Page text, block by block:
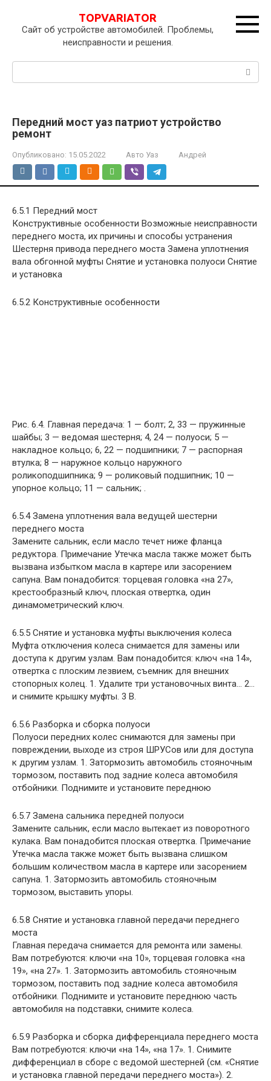
контенту
TOPVARIATOR
Сайт об устройстве автомобилей. Проблемы,
неисправности и решения.
Поиск:
Передний мост уаз патриот устройство
ремонт
Опубликовано: 15.05.2022 Авто Уаз Андрей
6.5.1 Передний мост
Конструктивные особенности Возможные неисправности
переднего моста, их причины и способы устранения
Шестерня привода переднего моста Замена уплотнения
вала обгонной муфты Снятие и установка полуоси Снятие
и установка
6.5.2 Конструктивные особенности
Рис. 6.4. Главная передача: 1 — болт; 2, 33 — пружинные
шайбы; 3 — ведомая шестерня; 4, 24 — полуоси; 5 —
накладное кольцо; 6, 22 — подшипники; 7 — распорная
втулка; 8 — наружное кольцо наружного
роликоподшипника; 9 — роликовый подшипник; 10 —
упорное кольцо; 11 — сальник; .
6.5.4 Замена уплотнения вала ведущей шестерни
переднего моста
Замените сальник, если масло течет ниже фланца
редуктора. Примечание Утечка масла также может быть
вызвана избытком масла в картере или засорением
сапуна. Вам понадобится: торцевая головка «на 27»,
крестообразный ключ, плоская отвертка, один
динамометрический ключ.
6.5.5 Снятие и установка муфты выключения колеса
Муфта отключения колеса снимается для замены или
доступа к другим узлам. Вам понадобится: ключ «на 14»,
отвертка с плоским лезвием, съемник для внешних
стопорных колец. 1. Удалите три установочных винта… 2…
и снимите крышку муфты. 3 В.
6.5.6 Разборка и сборка полуоси
Полуоси передних колес снимаются для замены при
повреждении, выходе из строя ШРУСов или для доступа
к другим узлам. 1. Затормозить автомобиль стояночным
тормозом, поставить под задние колеса автомобиля
отбойники. Поднимите и установите переднюю
6.5.7 Замена сальника передней полуоси
Замените сальник, если масло вытекает из поворотного
кулака. Вам понадобится плоская отвертка. Примечание
Утечка масла также может быть вызвана слишком
большим количеством масла в картере или засорением
сапуна. 1. Затормозить автомобиль стояночным
тормозом, выставить упоры.
6.5.8 Снятие и установка главной передачи переднего
моста
Главная передача снимается для ремонта или замены.
Вам потребуются: ключи «на 10», торцевая головка «на
19», «на 27». 1. Затормозить автомобиль стояночным
тормозом, поставить под задние колеса автомобиля
отбойники. Поднимите и установите переднюю часть
автомобиля на подставки, снимите колеса.
6.5.9 Разборка и сборка дифференциала переднего моста
Вам потребуются: ключи «на 14», «на 17». 1. Снимите
дифференциал в сборе с ведомой шестерней (см. «Снятие
и установка главной передачи переднего моста»). 2.